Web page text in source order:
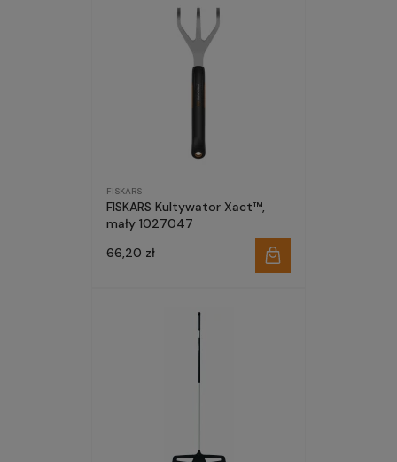
FISKARS
FISKARS Kultywator Xact™,
mały 1027047
66,20 zł